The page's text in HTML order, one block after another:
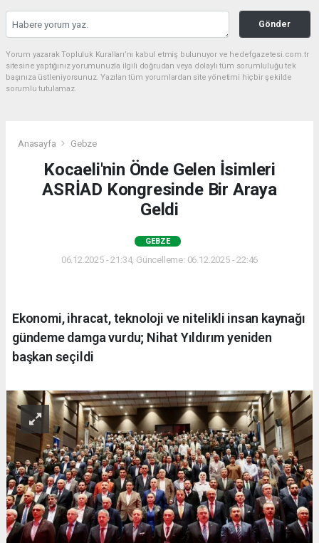
Gönder
Yorum yazarak Topluluk Kuralları’nı kabul etmiş bulunuyor ve hedefgazetesi.com.tr
sitesine yaptığınız yorumunuzla ilgili doğrudan veya dolaylı tüm sorumluluğu tek
başınıza üstleniyorsunuz. Yazılan tüm yorumlardan site yönetimi hiçbir şekilde
sorumlu tutulamaz.
Anasayfa Gebze
Kocaeli'nin Önde Gelen İsimleri
ASRİAD Kongresinde Bir Araya
Geldi
GEBZE
06.12.2025 - 21:34, Güncelleme: 06.12.2025 - 22:46
Ekonomi, ihracat, teknoloji ve nitelikli insan kaynağı
gündeme damga vurdu; Nihat Yıldırım yeniden
başkan seçildi